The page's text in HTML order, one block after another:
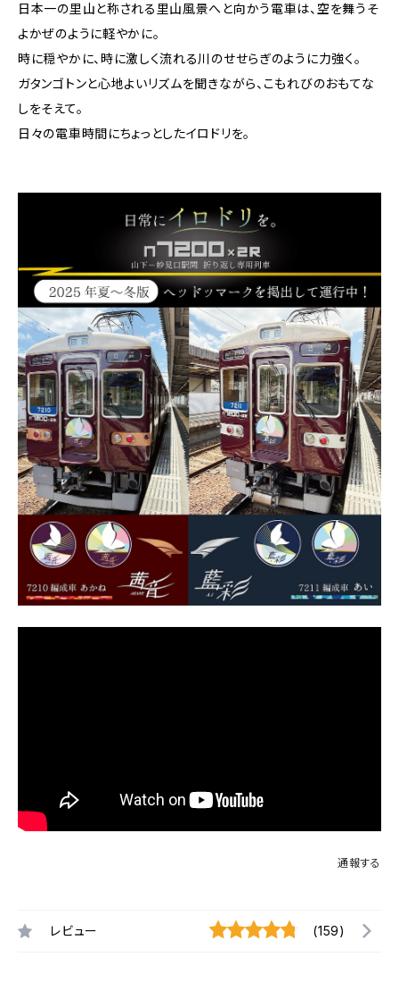
日本一の里山と称される里山風景へと向かう電車は、空を舞うそ
よかぜのように軽やかに。
時に穏やかに、時に激しく流れる川のせせらぎのように力強く。
ガタンゴトンと心地よいリズムを聞きながら、こもれびのおもてな
しをそえて。
日々の電車時間にちょっとしたイロドリを。
通報する
レビュー (159)